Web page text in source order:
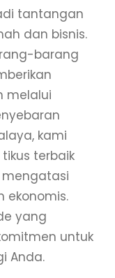
tantangan
dan bisnis.
barang
melalui
kami
terbaik
ekonomis.
yang
untuk
Anda.